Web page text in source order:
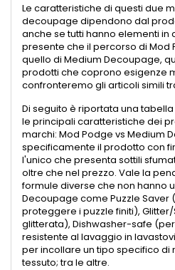
Le caratteristiche di questi due
decoupage dipendono dal
anche se tutti hanno elementi in
presente che il percorso di Mod
quello di Medium Decoupage,
prodotti che coprono esigenze
confronteremo gli articoli simili
Di seguito è riportata una
le principali caratteristiche dei
marchi: Mod Podge vs Medium
specificamente il prodotto con
l'unico che presenta sottili
oltre che nel prezzo. Vale la
formule diverse che non hanno
Decoupage come Puzzle Saver
proteggere i puzzle finiti),
glitterata), Dishwasher-safe
resistente al lavaggio in
per incollare un tipo specifico
tessuto; tra le altre.